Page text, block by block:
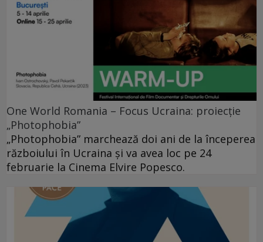
One World Romania – Focus Ucraina: proiecție
„Photophobia”
„Photophobia” marchează doi ani de la începerea
războiului în Ucraina și va avea loc pe 24
februarie la Cinema Elvire Popesco.